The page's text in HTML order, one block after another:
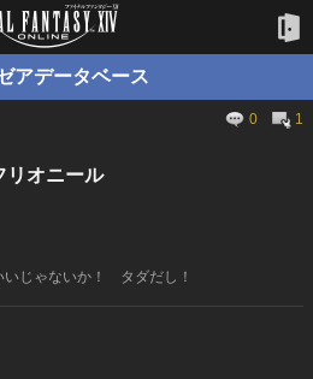
アデータベース
0
1
リオニール
いじゃないか！ タダだし！